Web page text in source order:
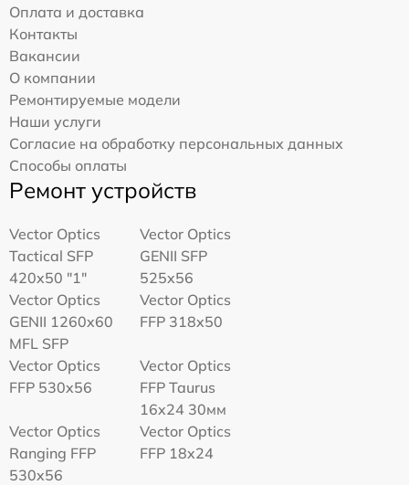
Оплата и доставка
Контакты
Вакансии
О компании
Ремонтируемые модели
Наши услуги
Согласие на обработку персональных данных
Способы оплаты
Ремонт устройств
Vector Optics
Tactical SFP
420x50 "1"
Vector Optics
GENII SFP
525x56
Vector Optics
GENII 1260x60
MFL SFP
Vector Optics
FFP 318x50
Vector Optics
FFP 530x56
Vector Optics
FFP Taurus
16x24 30мм
Vector Optics
Ranging FFP
530x56
Vector Optics
FFP 18x24